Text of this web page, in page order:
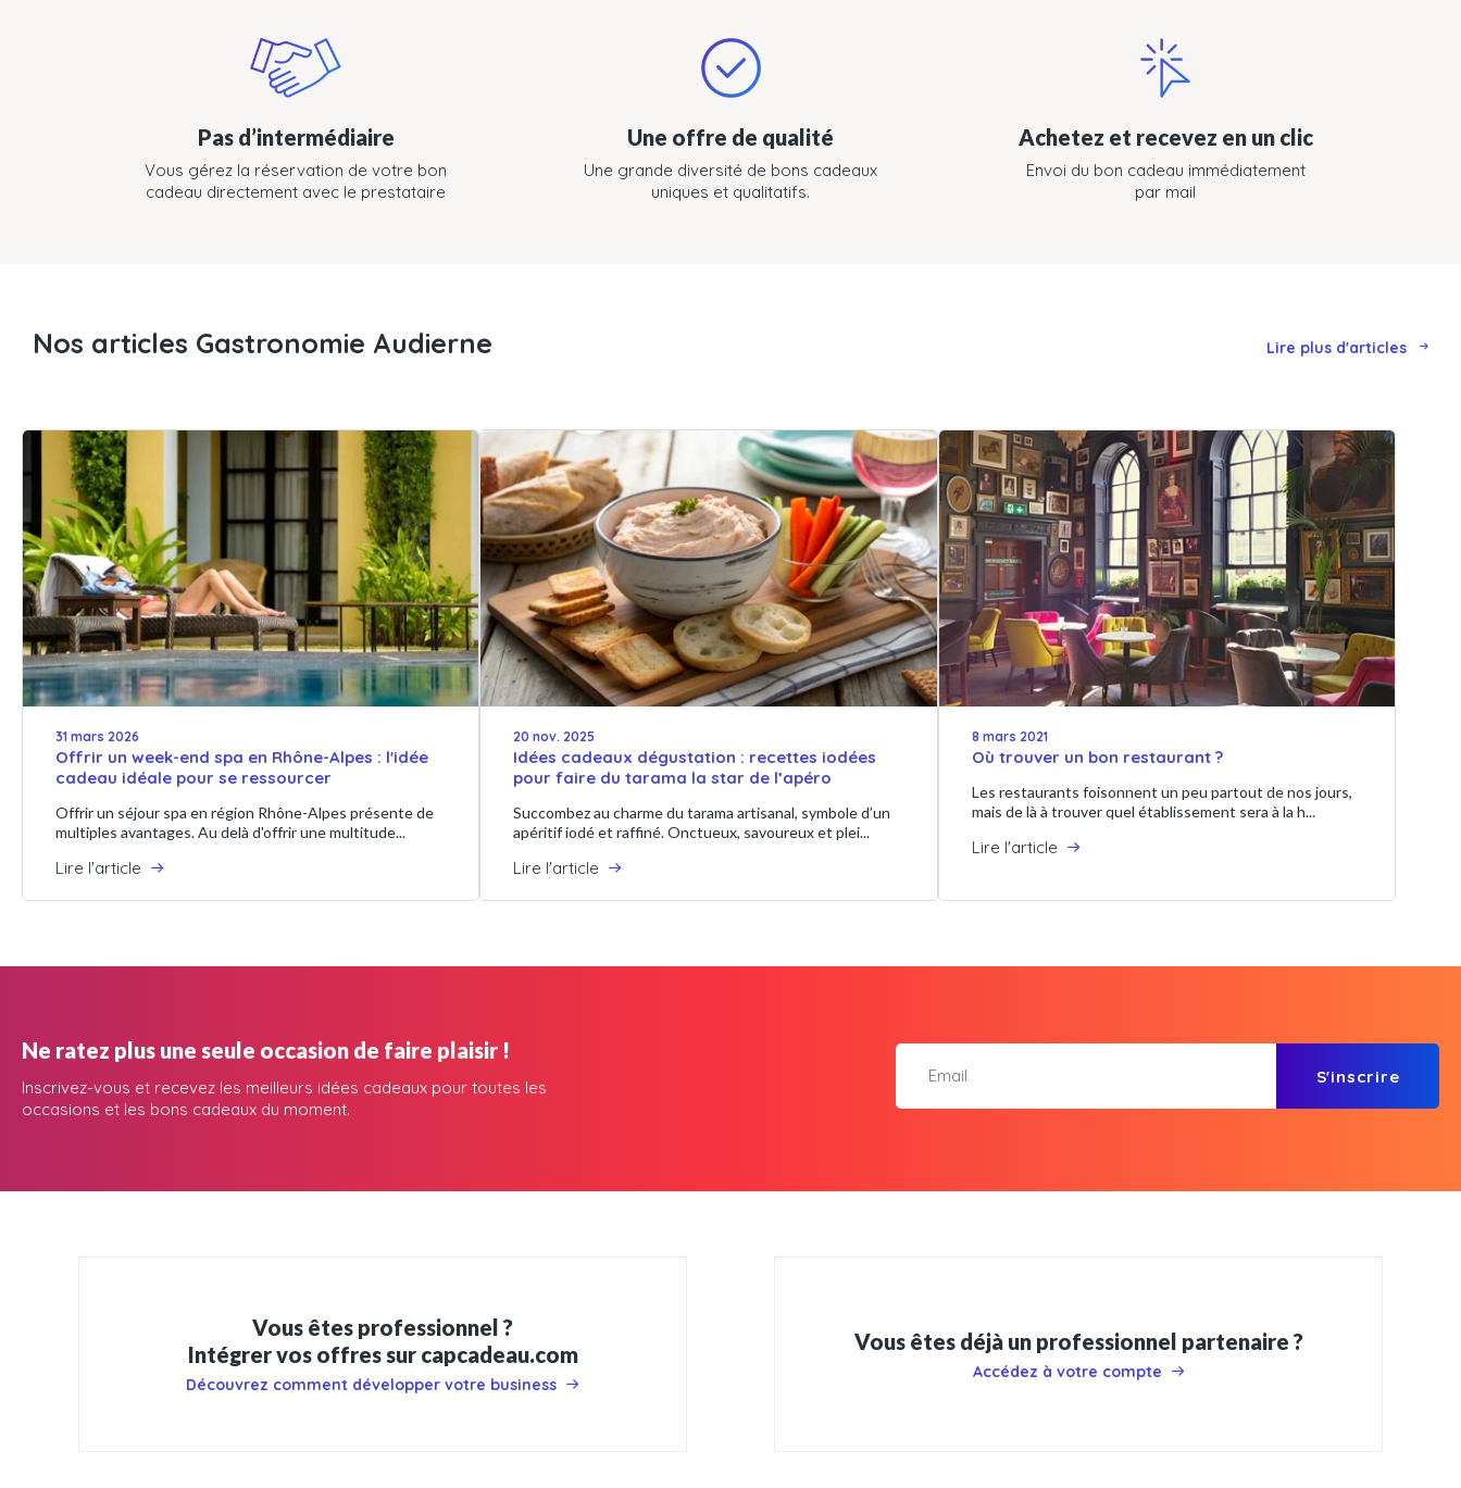
Pas d’intermédiaire
Vous gérez la réservation de votre bon
cadeau directement avec le prestataire
Une offre de qualité
Une grande diversité de bons cadeaux
uniques et qualitatifs.
Achetez et recevez en un clic
Envoi du bon cadeau immédiatement
par mail
Nos articles Gastronomie Audierne Lire plus d'articles
31 mars 2026
Offrir un week-end spa en Rhône-Alpes : l'idée
cadeau idéale pour se ressourcer
Offrir un séjour spa en région Rhône-Alpes présente de
multiples avantages. Au delà d'offrir une multitude...
Lire l'article
20 nov. 2025
Idées cadeaux dégustation : recettes iodées
pour faire du tarama la star de l’apéro
Succombez au charme du tarama artisanal, symbole d’un
apéritif iodé et raffiné. Onctueux, savoureux et plei...
Lire l'article
8 mars 2021
Où trouver un bon restaurant ?
Les restaurants foisonnent un peu partout de nos jours,
mais de là à trouver quel établissement sera à la h...
Lire l'article
Ne ratez plus une seule occasion de faire plaisir !
Inscrivez-vous et recevez les meilleurs idées cadeaux pour toutes les
occasions et les bons cadeaux du moment.
S'inscrire
Vous êtes professionnel ?
Intégrer vos offres sur capcadeau.com
Découvrez comment développer votre business
Vous êtes déjà un professionnel partenaire ?
Accédez à votre compte